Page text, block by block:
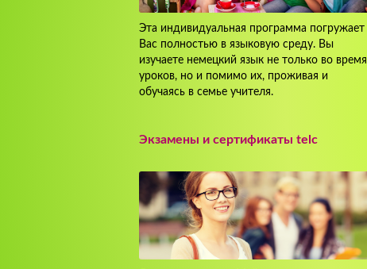
Эта индивидуальная программа погружает
Вас полностью в языковую среду. Вы
изучаете немецкий язык не только во время
уроков, но и помимо их, проживая и
обучаясь в семье учителя.
Экзамены и сертификаты telc